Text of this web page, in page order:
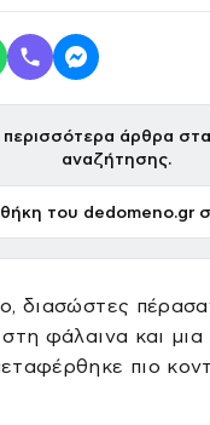
άρθρα
αναζήτησης.
του dedomeno.gr
διασώστες
φάλαινα και
πιο